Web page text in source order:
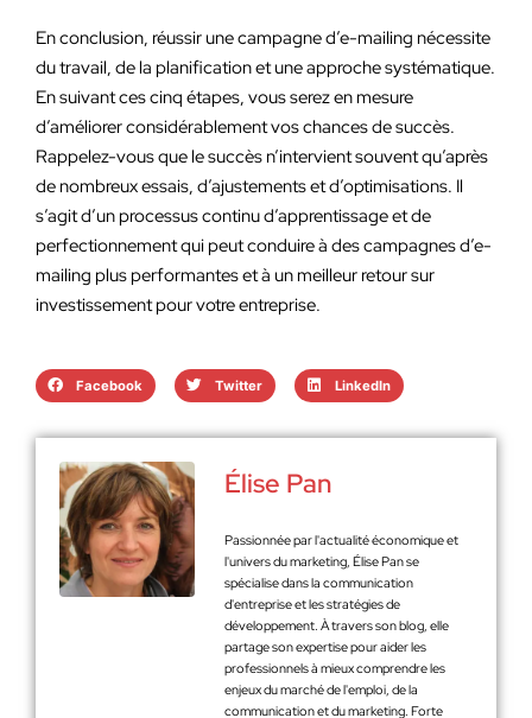
En conclusion, réussir une campagne d’e-mailing nécessite
du travail, de la planification et une approche systématique.
En suivant ces cinq étapes, vous serez en mesure
d’améliorer considérablement vos chances de succès.
Rappelez-vous que le succès n’intervient souvent qu’après
de nombreux essais, d’ajustements et d’optimisations. Il
s’agit d’un processus continu d’apprentissage et de
perfectionnement qui peut conduire à des campagnes d’e-
mailing plus performantes et à un meilleur retour sur
investissement pour votre entreprise.
Facebook Twitter LinkedIn
Élise Pan
Passionnée par l'actualité économique et
l'univers du marketing, Élise Pan se
spécialise dans la communication
d'entreprise et les stratégies de
développement. À travers son blog, elle
partage son expertise pour aider les
professionnels à mieux comprendre les
enjeux du marché de l'emploi, de la
communication et du marketing. Forte